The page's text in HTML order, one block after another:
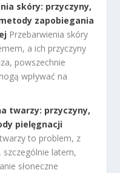
skóry: przyczyny,
zapobiegania
Przebarwienia skóry
a ich przyczyny
powszechnie
wpływać na
twarzy: przyczyny,
pielęgnacji
to problem, z
latem,
słoneczne